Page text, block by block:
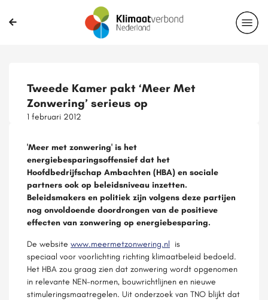
Tweede Kamer pakt ‘Meer Met
Zonwering’ serieus op
1 februari 2012
'Meer met zonwering' is het
energiebesparingsoffensief dat het
Hoofdbedrijfschap Ambachten (HBA) en sociale
partners ook op beleidsniveau inzetten.
Beleidsmakers en politiek zijn volgens deze partijen
nog onvoldoende doordrongen van de positieve
effecten van zonwering op energiebesparing.
De website www.meermetzonwering.nl is
speciaal voor voorlichting richting klimaatbeleid bedoeld.
Het HBA zou graag zien dat zonwering wordt opgenomen
in relevante NEN-normen, bouwrichtlijnen en nieuwe
stimuleringsmaatregelen. Uit onderzoek van TNO blijkt dat